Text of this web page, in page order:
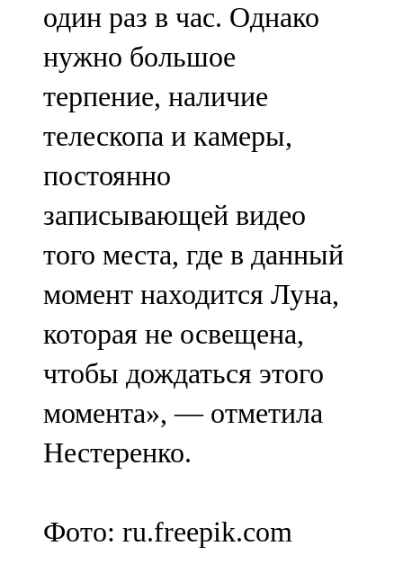
один раз в час. Однако
нужно большое
терпение, наличие
телескопа и камеры,
постоянно
записывающей видео
того места, где в данный
момент находится Луна,
которая не освещена,
чтобы дождаться этого
момента», — отметила
Нестеренко.
Фото: ru.freepik.com